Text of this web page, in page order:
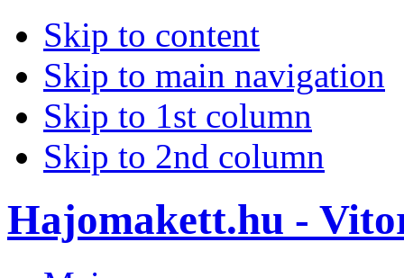
Skip to content
Skip to main navigation
Skip to 1st column
Skip to 2nd column
Hajomakett.hu -